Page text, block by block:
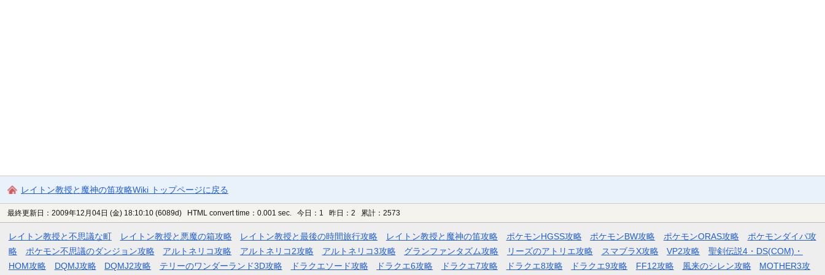
レイトン教授と魔神の笛攻略Wiki トップページに戻る
最終更新日：2009年12月04日 (金) 18:10:10 (6089d) HTML convert time：0.001 sec. 今日：1 昨日：2 累計：2573
レイトン教授と不思議な町 レイトン教授と悪魔の箱攻略 レイトン教授と最後の時間旅行攻略 レイトン教授と魔神の笛攻略 ポケモンHGSS攻略 ポケモンBW攻略 ポケモンORAS攻略
ポケモンダイパ攻
略
ポケモン不思議のダンジョン攻略 アルトネリコ攻略 アルトネリコ2攻略 アルトネリコ3攻略 グランファンタズム攻略 リーズのアトリエ攻略 スマブラX攻略 VP2攻略
聖剣伝説4・DS(COM)・
HOM攻略
DQMJ攻略 DQMJ2攻略 テリーのワンダーランド3D攻略 ドラクエソード攻略 ドラクエ6攻略 ドラクエ7攻略 ドラクエ8攻略 ドラクエ9攻略 FF12攻略 風来のシレン攻略 MOTHER3攻